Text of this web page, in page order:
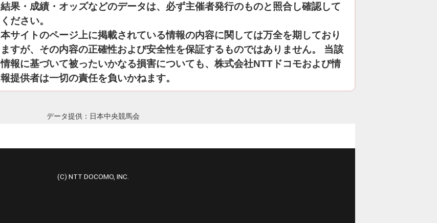
結果・成績・オッズなどのデータは、必ず主催者発行のものと照合し確認して
ください。
本サイトのページ上に掲載されている情報の内容に関しては万全を期しており
ますが、その内容の正確性および安全性を保証するものではありません。 当該
情報に基づいて被ったいかなる損害についても、株式会社NTTドコモおよび情
報提供者は一切の責任を負いかねます。
データ提供：日本中央競馬会
(C) NTT DOCOMO, INC.